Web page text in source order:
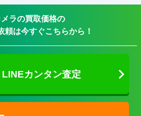
メラの買取価格の
頼は今すぐこちらから！
LINEカンタン査定